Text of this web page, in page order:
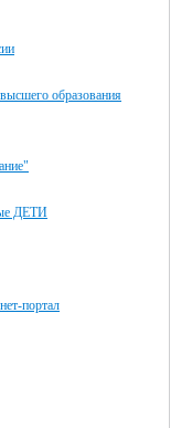
образования
ДЕТИ
портал